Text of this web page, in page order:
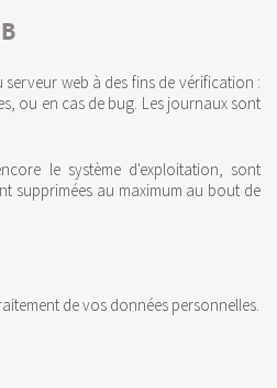
web à des fins de vérification :
ou en cas de bug. Les journaux sont
le système d'exploitation, sont
supprimées au maximum au bout de
de vos données personnelles.